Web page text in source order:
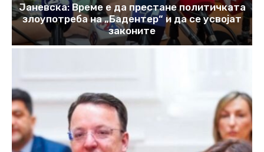
Јаневска: Време е да престане политичката
злоупотреба на „Бадентер“ и да се усвојат
законите